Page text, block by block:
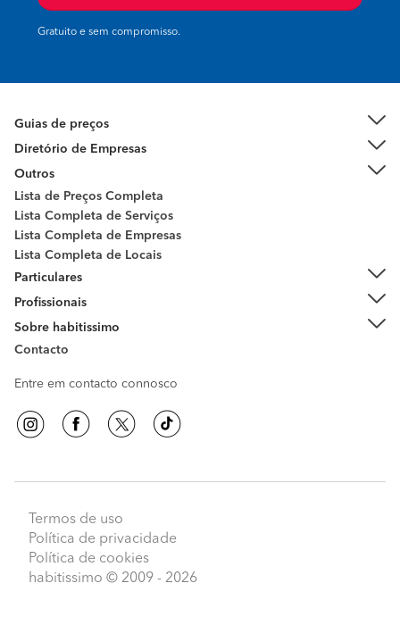
Gratuito e sem compromisso.
Guias de preços
Diretório de Empresas
Outros
Lista de Preços Completa
Lista Completa de Serviços
Lista Completa de Empresas
Lista Completa de Locais
Particulares
Profissionais
Sobre habitissimo
Contacto
Entre em contacto connosco
Termos de uso
Política de privacidade
Política de cookies
habitissimo © 2009 - 2026